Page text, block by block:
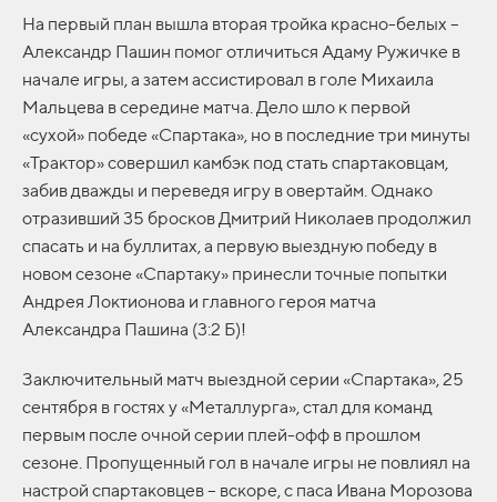
На первый план вышла вторая тройка красно-белых –
Александр Пашин помог отличиться Адаму Ружичке в
начале игры, а затем ассистировал в голе Михаила
Мальцева в середине матча. Дело шло к первой
«сухой» победе «Спартака», но в последние три минуты
«Трактор» совершил камбэк под стать спартаковцам,
забив дважды и переведя игру в овертайм. Однако
отразивший 35 бросков Дмитрий Николаев продолжил
спасать и на буллитах, а первую выездную победу в
новом сезоне «Спартаку» принесли точные попытки
Андрея Локтионова и главного героя матча
Александра Пашина (3:2 Б)!
Заключительный матч выездной серии «Спартака», 25
сентября в гостях у «Металлурга», стал для команд
первым после очной серии плей-офф в прошлом
сезоне. Пропущенный гол в начале игры не повлиял на
настрой спартаковцев – вскоре, с паса Ивана Морозова